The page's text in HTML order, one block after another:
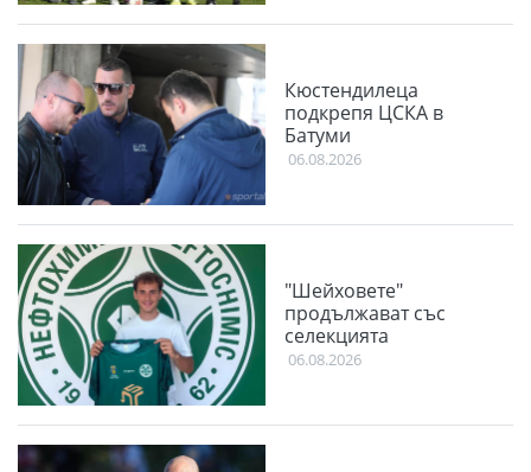
Кюстендилеца
подкрепя ЦСКА в
Батуми
06.08.2026
"Шейховете"
продължават със
селекцията
06.08.2026